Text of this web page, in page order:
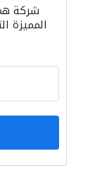
الصيانة
شركة
المميزة